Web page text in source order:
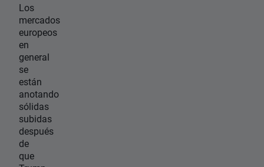
Los
mercados
europeos
en
general
se
están
anotando
sólidas
subidas
después
de
que